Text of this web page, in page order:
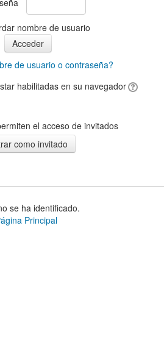
nombre de usuario
de usuario o contraseña?
habilitadas en su navegador
el acceso de invitados
se ha identificado.
Principal